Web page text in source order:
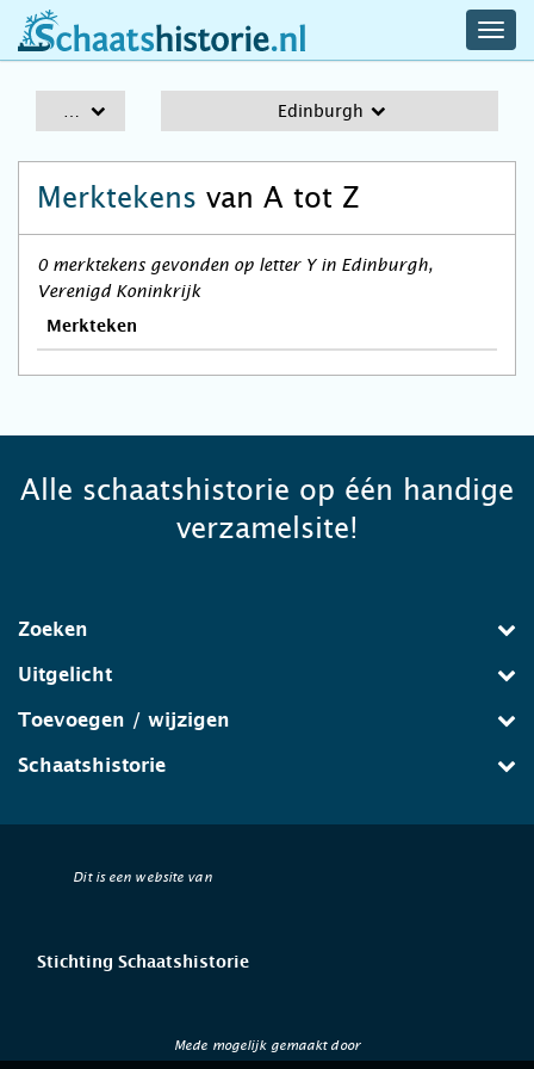
schaatshistorie.nl
Edinburgh
Merktekens van A tot Z
0 merktekens gevonden op letter Y in Edinburgh,
Verenigd Koninkrijk
Merkteken
Alle schaatshistorie op één handige
verzamelsite!
Zoeken
Uitgelicht
Toevoegen / wijzigen
Schaatshistorie
Dit is een website van
Stichting Schaatshistorie
Mede mogelijk gemaakt door